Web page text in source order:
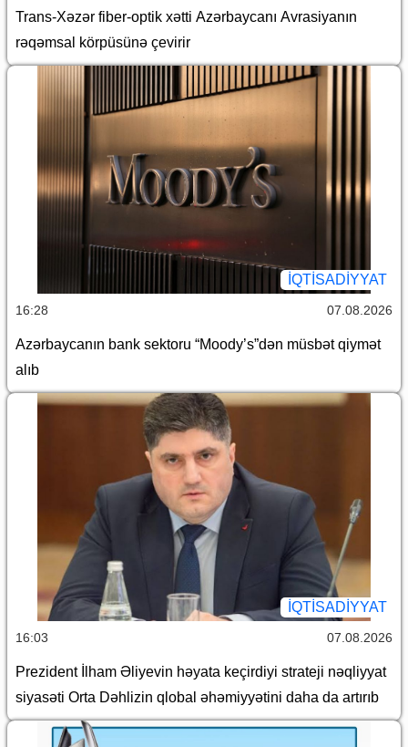
Trans-Xəzər fiber-optik xətti Azərbaycanı Avrasiyanın
rəqəmsal körpüsünə çevirir
İQTİSADİYYAT
16:28 07.08.2026
Azərbaycanın bank sektoru “Moody’s”dən müsbət qiymət
alıb
İQTİSADİYYAT
16:03 07.08.2026
Prezident İlham Əliyevin həyata keçirdiyi strateji nəqliyyat
siyasəti Orta Dəhlizin qlobal əhəmiyyətini daha da artırıb